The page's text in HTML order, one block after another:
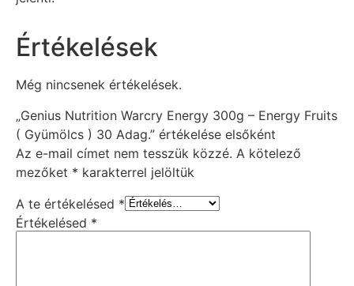
Értékelések
Még nincsenek értékelések.
„Genius Nutrition Warcry Energy 300g – Energy Fruits
( Gyümölcs ) 30 Adag.” értékelése elsőként
Az e-mail címet nem tesszük közzé. A kötelező
mezőket * karakterrel jelöltük
A te értékelésed *
Értékelésed *